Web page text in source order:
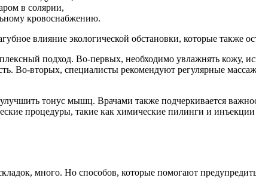
в солярии,
кровоснабжению.
влияние экологической обстановки, которые также
подход. Во-первых, необходимо увлажнять кожу,
Во-вторых, специалисты рекомендуют регулярные
тонус мышц. Врачами также подчеркивается
процедуры, такие как химические пилинги и
много. Но способов, которые помогают